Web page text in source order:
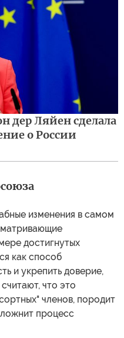
дер Ляйен сделала
о России
изменения в самом
достигнутых
как способ
и укрепить доверие,
что это
членов, породит
процесс